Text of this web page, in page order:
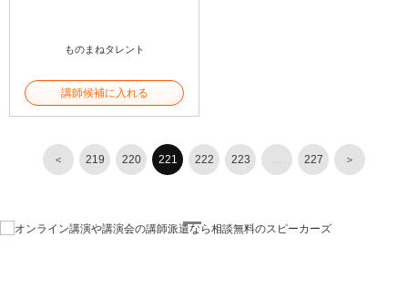
ものまねタレント
講師候補に入れる
＜ 219 220 221 222 223 227 ＞